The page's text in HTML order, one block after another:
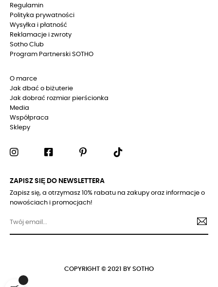
Regulamin
Polityka prywatności
Wysyłka i płatność
Reklamacje i zwroty
Sotho Club
Program Partnerski SOTHO
O marce
Jak dbać o biżuterie
Jak dobrać rozmiar pierścionka
Media
Współpraca
Sklepy
ZAPISZ SIĘ DO NEWSLETTERA
Zapisz się, a otrzymasz 10% rabatu na zakupy oraz informacje o
nowościach i promocjach!
COPYRIGHT © 2021 BY SOTHO